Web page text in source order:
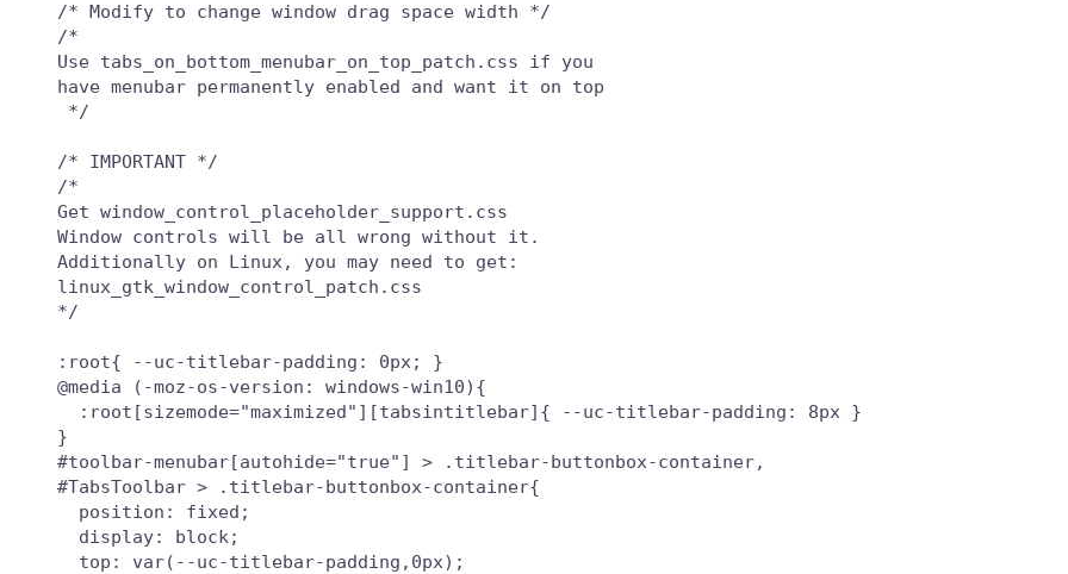
/* Modify to change window drag space width */
/*
Use tabs_on_bottom_menubar_on_top_patch.css if you
have menubar permanently enabled and want it on top
*/
/* IMPORTANT */
/*
Get window_control_placeholder_support.css
Window controls will be all wrong without it.
Additionally on Linux, you may need to get:
linux_gtk_window_control_patch.css
*/
:root{ --uc-titlebar-padding: 0px; }
@media (-moz-os-version: windows-win10){
  :root[sizemode="maximized"][tabsintitlebar]{ --uc-titlebar-padding: 8px }
}
#toolbar-menubar[autohide="true"] > .titlebar-buttonbox-container,
#TabsToolbar > .titlebar-buttonbox-container{
  position: fixed;
  display: block;
  top: var(--uc-titlebar-padding,0px);